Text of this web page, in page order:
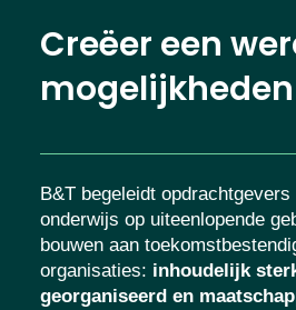
Creëer een
mogelijkheden
B&T begeleidt
onderwijs op uiteenlopende
bouwen aan
organisaties: inhoudelijk
georganiseerd en